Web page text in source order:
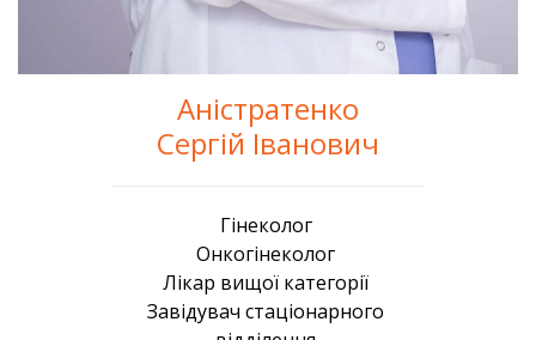
Аністратенко
Сергій Іванович